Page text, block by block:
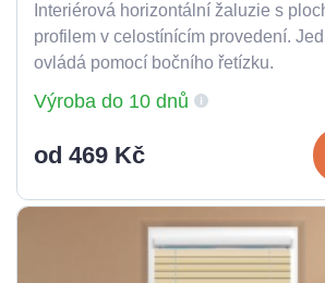
Interiérová horizontální žaluzie s
profilem v celostínícím provedení.
ovládá pomocí bočního řetízku.
Výroba do 10 dnů
od 469 Kč